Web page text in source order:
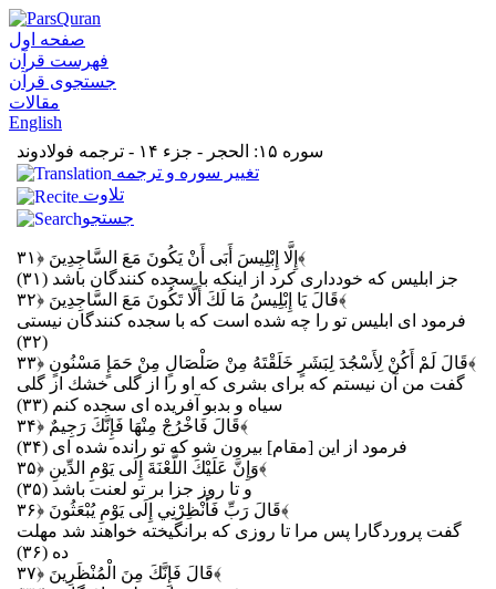
صفحه اول
فهرست قرآن
جستجوی قرآن
مقالات
English
سوره ۱۵: الحجر - جزء ۱۴ - ترجمه فولادوند
تغيير سوره و ترجمه
تلاوت
جستجو
إِلَّا إِبْلِيسَ أَبَى أَنْ يَكُونَ مَعَ السَّاجِدِينَ ﴿۳۱﴾
جز ابليس كه خوددارى كرد از اينكه با سجده‏ كنندگان باشد (۳۱)
قَالَ يَا إِبْلِيسُ مَا لَكَ أَلَّا تَكُونَ مَعَ السَّاجِدِينَ﴿۳۲﴾
فرمود اى ابليس تو را چه شده است كه با سجده‏ كنندگان نيستى
(۳۲)
قَالَ لَمْ أَكُنْ لِأَسْجُدَ لِبَشَرٍ خَلَقْتَهُ مِنْ صَلْصَالٍ مِنْ حَمَإٍ مَسْنُونٍ﴿۳۳﴾
گفت من آن نيستم كه براى بشرى كه او را از گلى خشك از گلى
سياه و بدبو آفريده‏ اى سجده كنم (۳۳)
قَالَ فَاخْرُجْ مِنْهَا فَإِنَّكَ رَجِيمٌ﴿۳۴﴾
فرمود از اين [مقام] بيرون شو كه تو رانده‏ شده‏ اى (۳۴)
وَإِنَّ عَلَيْكَ اللَّعْنَةَ إِلَى يَوْمِ الدِّينِ﴿۳۵﴾
و تا روز جزا بر تو لعنت باشد (۳۵)
قَالَ رَبِّ فَأَنْظِرْنِي إِلَى يَوْمِ يُبْعَثُونَ﴿۳۶﴾
گفت پروردگارا پس مرا تا روزى كه برانگيخته خواهند شد مهلت
ده (۳۶)
قَالَ فَإِنَّكَ مِنَ الْمُنْظَرِينَ﴿۳۷﴾